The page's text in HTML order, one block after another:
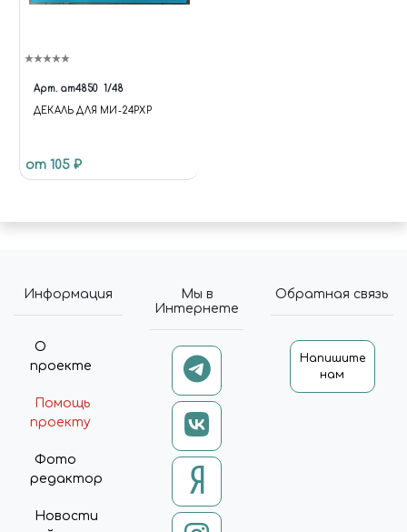
Арт. am4850 1/48
ДЕКАЛЬ ДЛЯ МИ-24РХР
от 105 ₽
Информация
О
проекте
Помощь
проекту
Фото
редактор
Новости
Мы в
Интернете
Обратная связь
Напишите
нам